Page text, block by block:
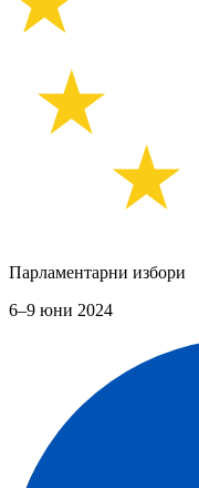
Парламентарни избори
6–9 юни 2024